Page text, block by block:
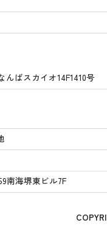
んばスカイオ14F1410号
南海堺東ビル7F